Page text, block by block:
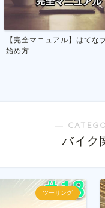
私がやってる雑記ブログで
月1万円を稼ぐ具体的な方...
―
バイク
ツーリング